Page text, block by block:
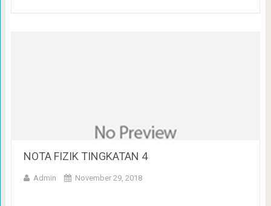
NOTA FIZIK TINGKATAN 4
Admin November 29, 2018